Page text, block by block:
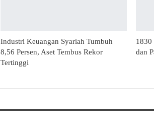
Industri Keuangan Syariah Tumbuh
8,56 Persen, Aset Tembus Rekor
Tertinggi
1830
dan